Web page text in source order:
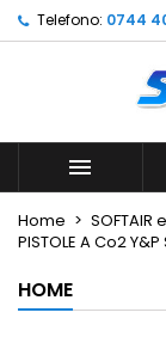
Telefono: 0744

Home SOFTAIR
PISTOLE A Co2 Y&P
HOME
Le mie
Crea
Crea
Accedi
Devi avere